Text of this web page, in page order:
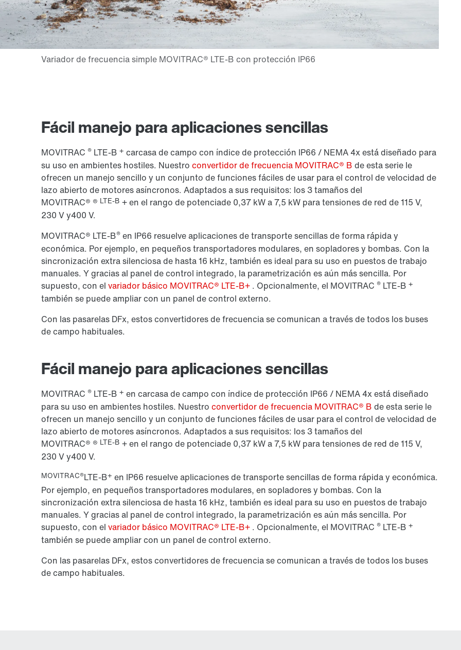
Fácil manejo para aplicaciones sencillas
MOVITRAC ® LTE-B + carcasa de campo con índice de protección IP66 / NEMA 4x está diseñado para
su uso en ambientes hostiles. Nuestro convertidor de frecuencia MOVITRAC® B de esta serie le
ofrecen un manejo sencillo y un conjunto de funciones fáciles de usar para el control de velocidad de
lazo abierto de motores asíncronos. Adaptados a sus requisitos: los 3 tamaños del
MOVITRAC® ® LTE-B +en el rango de potenciade 0,37 kW a 7,5 kW para tensiones de red de 115 V,
230 Vy400 V.
MOVITRAC® LTE-B® en IP66 resuelve aplicaciones de transporte sencillas de forma rápida y
económica. Por ejemplo, en pequeños transportadores modulares, en sopladores y bombas. Con la
sincronización extra silenciosa de hasta16 kHz, también es ideal para su uso en puestos de trabajo
manuales. Y gracias al panel de control integrado, la parametrización es aún más sencilla. Por
supuesto, con el variador básico MOVITRAC® LTE-B+ . Opcionalmente, el MOVITRAC ® LTE-B +
también se puede ampliar con un panel de control externo.
Con las pasarelas DFx, estos convertidores de frecuencia se comunican a través de todos los buses
de campo habituales.
Fácil manejo para aplicaciones sencillas
MOVITRAC ® LTE-B + en carcasa de campo con índice de protección IP66 / NEMA 4x está diseñado
para su uso en ambientes hostiles. Nuestro convertidor de frecuencia MOVITRAC® B de esta serie le
ofrecen un manejo sencillo y un conjunto de funciones fáciles de usar para el control de velocidad de
lazo abierto de motores asíncronos. Adaptados a sus requisitos: los 3 tamaños del
MOVITRAC® ® LTE-B +en el rango de potenciade 0,37 kW a 7,5 kW para tensiones de red de 115 V,
230 Vy400 V.
MOVITRAC®LTE-B+ en IP66 resuelve aplicaciones de transporte sencillas de forma rápida y económica.
Por ejemplo, en pequeños transportadores modulares, en sopladores y bombas. Con la
sincronización extra silenciosa de hasta16 kHz, también es ideal para su uso en puestos de trabajo
manuales. Y gracias al panel de control integrado, la parametrización es aún más sencilla. Por
supuesto, con el variador básico MOVITRAC® LTE-B+ . Opcionalmente, el MOVITRAC ® LTE-B +
también se puede ampliar con un panel de control externo.
Con las pasarelas DFx, estos convertidores de frecuencia se comunican a través de todos los buses
de campo habituales.